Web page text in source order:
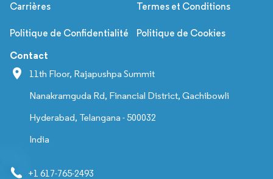
Carrières Termes et Conditions
Politique de Confidentialité Politique de Cookies
Contact
11th Floor, Rajapushpa Summit
Nanakramguda Rd, Financial District, Gachibowli
Hyderabad, Telangana - 500032
India
+1 617-765-2493